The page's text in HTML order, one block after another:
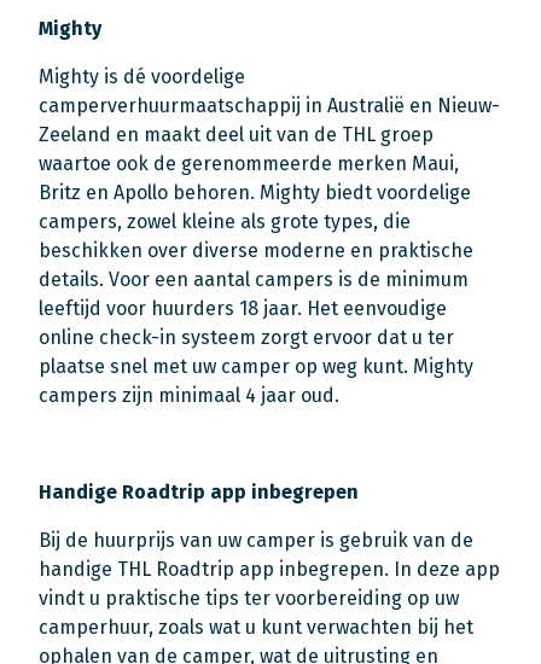
Mighty
Mighty is dé voordelige
camperverhuurmaatschappij in Australië en Nieuw-
Zeeland en maakt deel uit van de THL groep
waartoe ook de gerenommeerde merken Maui,
Britz en Apollo behoren. Mighty biedt voordelige
campers, zowel kleine als grote types, die
beschikken over diverse moderne en praktische
details. Voor een aantal campers is de minimum
leeftijd voor huurders 18 jaar. Het eenvoudige
online check-in systeem zorgt ervoor dat u ter
plaatse snel met uw camper op weg kunt. Mighty
campers zijn minimaal 4 jaar oud.
Handige Roadtrip app inbegrepen
Bij de huurprijs van uw camper is gebruik van de
handige THL Roadtrip app inbegrepen. In deze app
vindt u praktische tips ter voorbereiding op uw
camperhuur, zoals wat u kunt verwachten bij het
ophalen van de camper, wat de uitrusting en